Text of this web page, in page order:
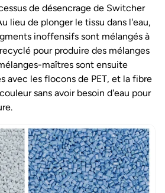
de désencrage de Switcher
lieu de plonger le tissu dans l'eau,
inoffensifs sont mélangés à
pour produire des mélanges
maîtres sont ensuite
avec les flocons de PET, et la fibre
sans avoir besoin d'eau pour